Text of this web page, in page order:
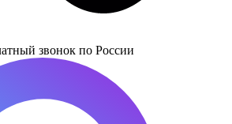
звонок по России